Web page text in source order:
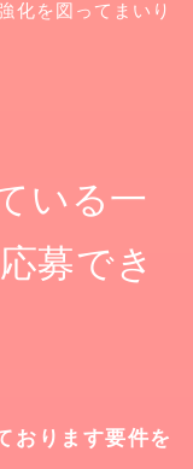
化を図ってまいり
いる一
募でき
おります要件を